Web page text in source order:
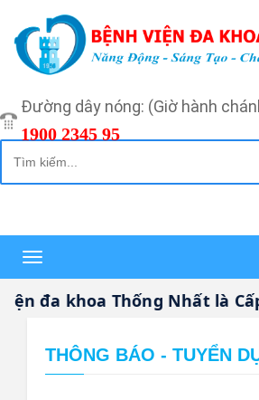
Đường dây nóng: (Giờ hành
1900 2345 95
Toggle
navigation
đa khoa Thống Nhất là Cấp
THÔNG BÁO - TUYỂN